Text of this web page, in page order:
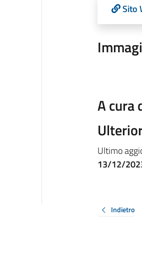
Sito
A cura
Ultimo
13/12/
Indietro